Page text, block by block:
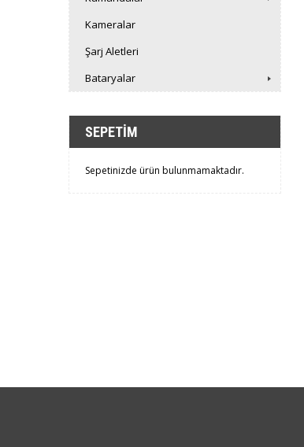
Kameralar
Şarj Aletleri
Bataryalar
SEPETIM
Sepetinizde ürün bulunmamaktadır.